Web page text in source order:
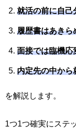
就活の前に自己
履歴書はあきら
面接では臨機応
内定先の中から
を解説します。
1つ1つ確実にステ